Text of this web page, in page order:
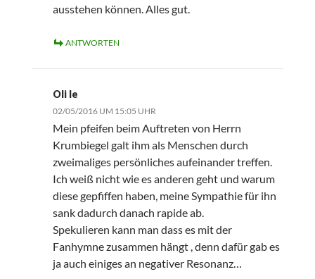
ausstehen können. Alles gut.
ANTWORTEN
Oli le
02/05/2016 UM 15:05 UHR
Mein pfeifen beim Auftreten von Herrn
Krumbiegel galt ihm als Menschen durch
zweimaliges persönliches aufeinander treffen.
Ich weiß nicht wie es anderen geht und warum
diese gepfiffen haben, meine Sympathie für ihn
sank dadurch danach rapide ab.
Spekulieren kann man dass es mit der
Fanhymne zusammen hängt , denn dafür gab es
ja auch einiges an negativer Resonanz…